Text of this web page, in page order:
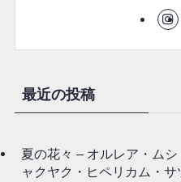
最近の投稿
夏の花々 – オルレア・ム
ャクヤク・ヒペリカム・